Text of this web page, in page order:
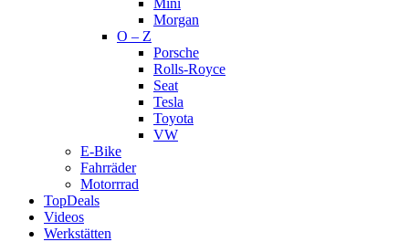
Mini
Morgan
O – Z
Porsche
Rolls-Royce
Seat
Tesla
Toyota
VW
E-Bike
Fahrräder
Motorrrad
TopDeals
Videos
Werkstätten